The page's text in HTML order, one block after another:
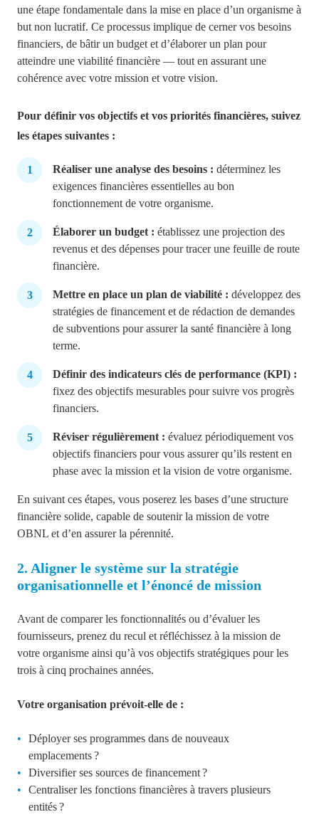
une étape fondamentale dans la mise en place d’un organisme à
but non lucratif. Ce processus implique de cerner vos besoins
financiers, de bâtir un budget et d’élaborer un plan pour
atteindre une viabilité financière — tout en assurant une
cohérence avec votre mission et votre vision.
Pour définir vos objectifs et vos priorités financières, suivez
les étapes suivantes :
Réaliser une analyse des besoins : déterminez les
exigences financières essentielles au bon
fonctionnement de votre organisme.
Élaborer un budget : établissez une projection des
revenus et des dépenses pour tracer une feuille de route
financière.
Mettre en place un plan de viabilité : développez des
stratégies de financement et de rédaction de demandes
de subventions pour assurer la santé financière à long
terme.
Définir des indicateurs clés de performance (KPI) :
fixez des objectifs mesurables pour suivre vos progrès
financiers.
Réviser régulièrement : évaluez périodiquement vos
objectifs financiers pour vous assurer qu’ils restent en
phase avec la mission et la vision de votre organisme.
En suivant ces étapes, vous poserez les bases d’une structure
financière solide, capable de soutenir la mission de votre
OBNL et d’en assurer la pérennité.
2. Aligner le système sur la stratégie
organisationnelle et l’énoncé de mission
Avant de comparer les fonctionnalités ou d’évaluer les
fournisseurs, prenez du recul et réfléchissez à la mission de
votre organisme ainsi qu’à vos objectifs stratégiques pour les
trois à cinq prochaines années.
Votre organisation prévoit-elle de :
Déployer ses programmes dans de nouveaux
emplacements ?
Diversifier ses sources de financement ?
Centraliser les fonctions financières à travers plusieurs
entités ?